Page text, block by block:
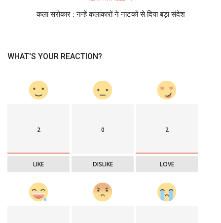
कला सरोकार : नन्हें कलाकारों ने नाटकों से दिया बड़ा संदेश
WHAT'S YOUR REACTION?
2
LIKE
0
DISLIKE
2
LOVE